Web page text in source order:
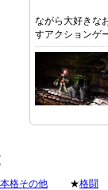
ながら大好きな
すアクションゲ
本格その他 ★格闘